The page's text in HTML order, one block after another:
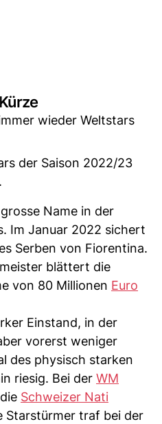
wieder Weltstars
der Saison 2022/23
Name in der
Im Januar 2022 sichert
Serben von Fiorentina.
blättert die
von 80 Millionen Euro
Einstand, in der
vorerst weniger
des physisch starken
riesig. Bei der WM
Schweizer Nati
Starstürmer traf bei der